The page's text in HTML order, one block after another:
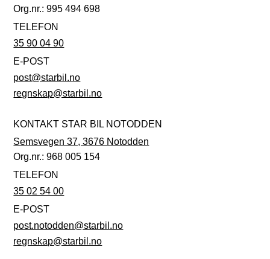
Org.nr.: 995 494 698
TELEFON
35 90 04 90
E-POST
post@starbil.no
regnskap@starbil.no
KONTAKT STAR BIL NOTODDEN
Semsvegen 37, 3676 Notodden
Org.nr.: 968 005 154
TELEFON
35 02 54 00
E-POST
post.notodden@starbil.no
regnskap@starbil.no